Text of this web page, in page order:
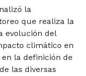
la
que realiza la
evolución del
climático en
en la definición de
las diversas